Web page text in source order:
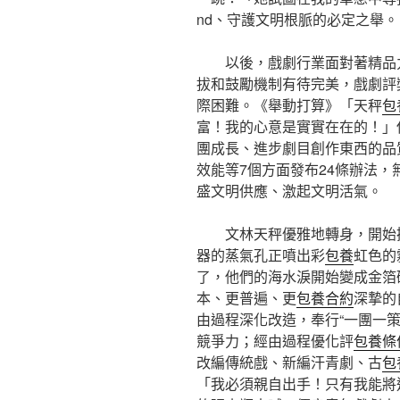
nd、守護文明根脈的必定之舉。
以後，戲劇行業面對著精
拔和鼓勵機制有待完美，戲劇
際困難。《舉動打算》「天秤包
富！我的心意是實實在在的！
團成長、進步劇目創作東西的
效能等7個方面發布24條辦法，
盛文明供應、激起文明活氣。
文林天秤優雅地轉身，開
器的蒸氣孔正噴出彩包養虹色
了，他們的海水淚開始變成金
本、更普遍、更包養合約深摯
由過程深化改造，奉行“一團一
競爭力；經由過程優化評包養條
改編傳統戲、新編汗青劇、古包
「我必須親自出手！只有我能